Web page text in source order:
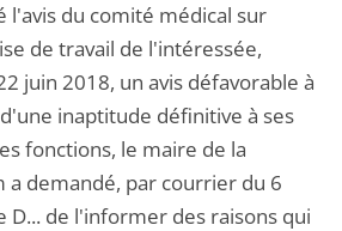
l'avis du comité médical sur
de travail de l'intéressée,
juin 2018, un avis défavorable à
inaptitude définitive à ses
fonctions, le maire de la
a demandé, par courrier du 6
D... de l'informer des raisons qui